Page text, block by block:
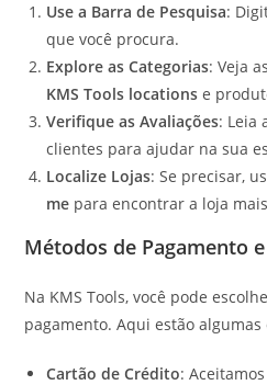
Use a Barra de Pesquisa:
que você procura.
Explore as Categorias: Veja
KMS Tools locations e
Verifique as Avaliações: Leia
clientes para ajudar na sua
Localize Lojas: Se precisar,
me para encontrar a loja
Métodos de Pagamento
Na KMS Tools, você pode
pagamento. Aqui estão algumas
Cartão de Crédito: